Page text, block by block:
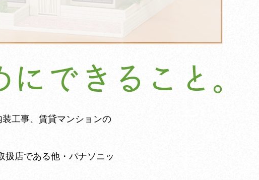
工事、賃貸マンションの
扱店である他・パナソニッ